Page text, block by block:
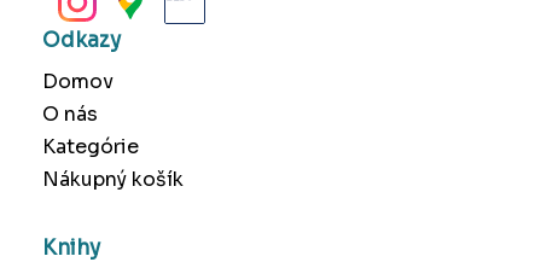
Odkazy
Domov
O nás
Kategórie
Nákupný košík
Knihy